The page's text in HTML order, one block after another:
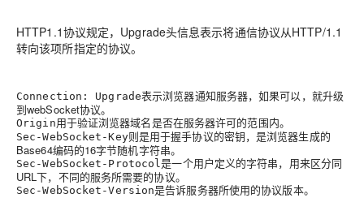
HTTP1.1协议规定，Upgrade头信息表示将通信协议从HTTP/1.1
转向该项所指定的协议。
Connection: Upgrade表示浏览器通知服务器，如果可以，就升级
到webSocket协议。
Origin用于验证浏览器域名是否在服务器许可的范围内。
Sec-WebSocket-Key则是用于握手协议的密钥，是浏览器生成的
Base64编码的16字节随机字符串。
Sec-WebSocket-Protocol是一个用户定义的字符串，用来区分同
URL下，不同的服务所需要的协议。
Sec-WebSocket-Version是告诉服务器所使用的协议版本。